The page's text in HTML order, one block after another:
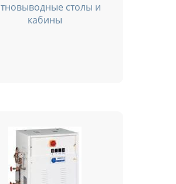
столы и
кабины